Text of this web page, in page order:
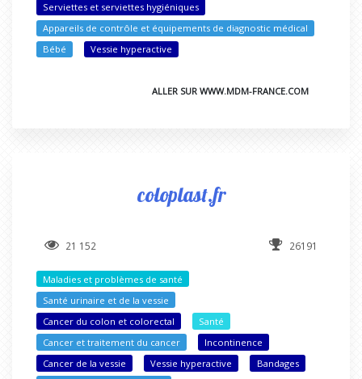
Serviettes et serviettes hygiéniques
Appareils de contrôle et équipements de diagnostic médical
Bébé
Vessie hyperactive
ALLER SUR WWW.MDM-FRANCE.COM
coloplast.fr
21 152 26191
Maladies et problèmes de santé
Santé urinaire et de la vessie
Cancer du colon et colorectal
Santé
Cancer et traitement du cancer
Incontinence
Cancer de la vessie
Vessie hyperactive
Bandages